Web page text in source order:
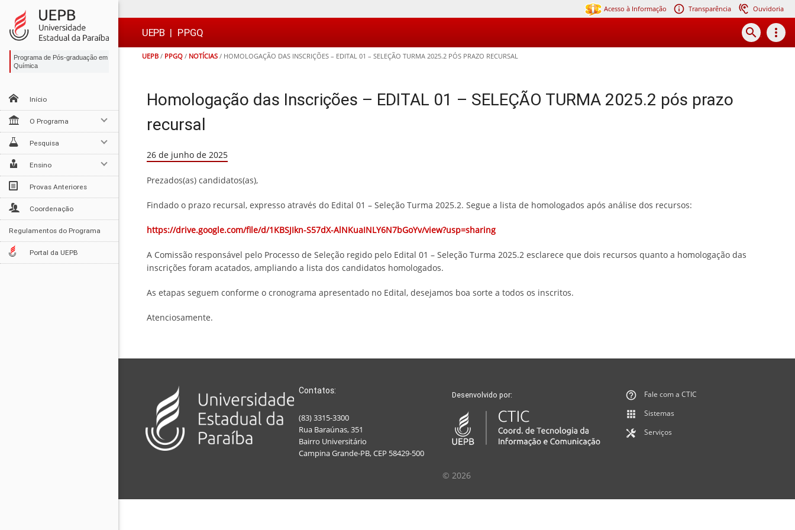
para
conteúdo
para
menu
para
busca
para
rodapé

Acesso à Informação Transparência Ouvidoria
UEPB | PPGQ search more_vert
UEPB / PPGQ / NOTÍCIAS / HOMOLOGAÇÃO DAS INSCRIÇÕES – EDITAL 01 – SELEÇÃO TURMA 2025.2 PÓS PRAZO RECURSAL
Programa de Pós-graduação em
Química
Início
O Programa
Pesquisa
Ensino
Provas Anteriores
Coordenação
Regulamentos do Programa
Portal da UEPB
Homologação das Inscrições – EDITAL 01 – SELEÇÃO TURMA 2025.2 pós prazo
recursal
26 de junho de 2025
Prezados(as) candidatos(as),
Findado o prazo recursal, expresso através do Edital 01 – Seleção Turma 2025.2. Segue a lista de homologados após análise dos recursos:
https://drive.google.com/file/d/1KBSJIkn-S57dX-AlNKuaINLY6N7bGoYv/view?usp=sharing
A Comissão responsável pelo Processo de Seleção regido pelo Edital 01 – Seleção Turma 2025.2 esclarece que dois recursos quanto a homologação das
inscrições foram acatados, ampliando a lista dos candidatos homologados.
As etapas seguem conforme o cronograma apresentado no Edital, desejamos boa sorte a todos os inscritos.
Atenciosamente.
Contatos:
(83) 3315-3300
Rua Baraúnas, 351
Bairro Universitário
Campina Grande-PB, CEP 58429-500
Desenvolvido por:
Fale com a CTIC
Sistemas
Serviços
© 2026